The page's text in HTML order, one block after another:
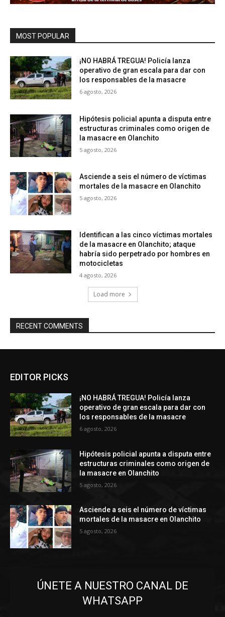
MOST POPULAR
¡NO HABRÁ TREGUA! Policía lanza
operativo de gran escala para dar con
los responsables de la masacre
6 agosto, 2026
Hipótesis policial apunta a disputa entre
estructuras criminales como origen de
la masacre en Olanchito
5 agosto, 2026
Asciende a seis el número de víctimas
mortales de la masacre en Olanchito
5 agosto, 2026
Identifican a las cinco víctimas mortales
de la masacre en Olanchito; ataque
habría sido perpetrado por hombres en
motocicletas
4 agosto, 2026
Load more
RECENT COMMENTS
EDITOR PICKS
¡NO HABRÁ TREGUA! Policía lanza
operativo de gran escala para dar con
los responsables de la masacre
6 agosto, 2026
Hipótesis policial apunta a disputa entre
estructuras criminales como origen de
la masacre en Olanchito
5 agosto, 2026
Asciende a seis el número de víctimas
mortales de la masacre en Olanchito
5 agosto, 2026
ÚNETE A NUESTRO CANAL DE
WHATSAPP